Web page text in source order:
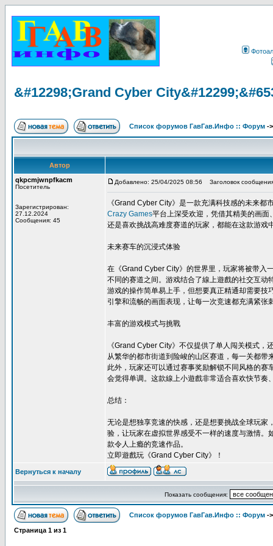
&#12298;Grand Cyber
Список форумов ГавГав.Инфо :: Форум -
Автор
qkpcmjwnpfkacm
Посетитель
Зарегистрирован:
27.12.2024
Сообщения: 45
Добавлено: 25/04/2025 08:56 Заголовок
《Grand Cyber City》是一款充满科技感的未来
Crazy Games平台上深受欢迎，凭借其精美的画
还是喜欢挑战高难度赛道的玩家，都能在这款游戏
未来赛车的沉浸式体验
在《Grand Cyber City》的世界里，玩家将被带入
不同的赛道之间。游戏结合了線上遊戲的社交互
游戏的操作简单易上手，但想要真正精通却需要
引擎和流畅的画面表现，让每一次竞速都充满紧张
丰富的游戏模式与挑戰
《Grand Cyber City》不仅提供了单人闯关模式
从繁华的都市街道到险峻的山区赛道，每一关都带
此外，玩家还可以通过赛事奖励解锁不同风格的
会觉得单调。这款線上小遊戲非常适合喜欢快节
总结：
无论是想独享竞速的快感，还是想要挑战全球玩
验，让玩家在虚拟世界感受不一样的速度与激情
款令人上瘾的竞速作品。
立即遊戲玩《Grand Cyber City》！
Вернуться к началу
Показать сообщения:
Список форумов ГавГав.Инфо :: Форум -
Страница 1 из 1